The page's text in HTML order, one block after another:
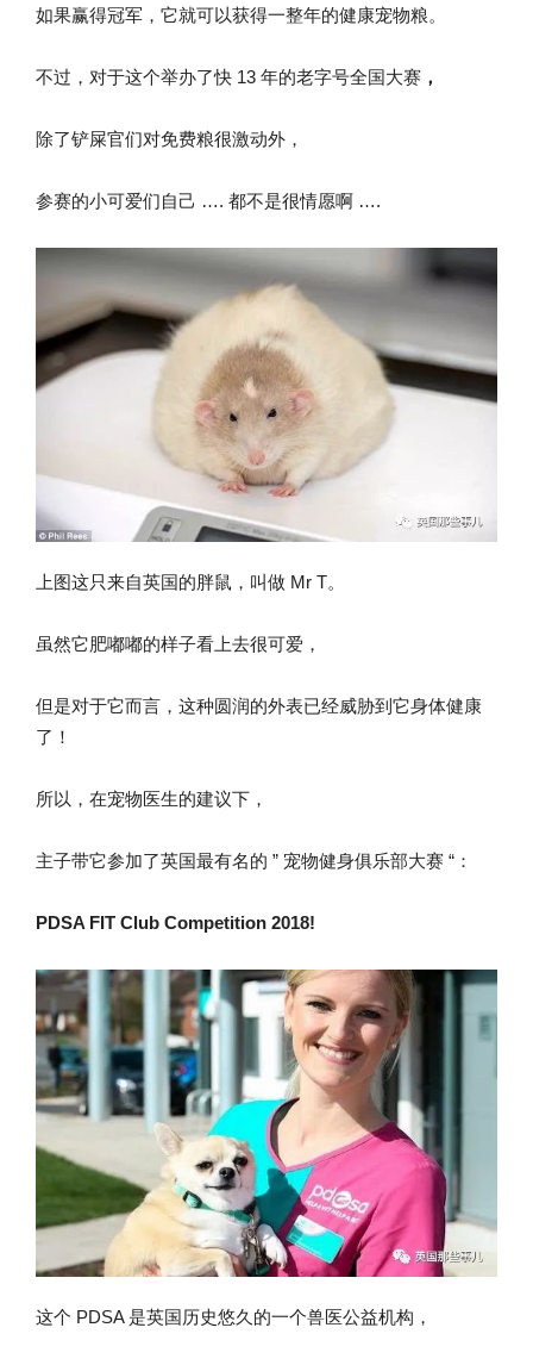
如果赢得冠军，它就可以获得一整年的健康宠物粮。
不过，对于这个举办了快 13 年的老字号全国大赛 ，
除了铲屎官们对免费粮很激动外，
参赛的小可爱们自己 …. 都不是很情愿啊 ….
上图这只来自英国的胖鼠，叫做 Mr T。
虽然它肥嘟嘟的样子看上去很可爱，
但是对于它而言，这种圆润的外表已经威胁到它身体健康
了！
所以，在宠物医生的建议下，
主子带它参加了英国最有名的 ” 宠物健身俱乐部大赛 “：
PDSA FIT Club Competition 2018!
这个 PDSA 是英国历史悠久的一个兽医公益机构，